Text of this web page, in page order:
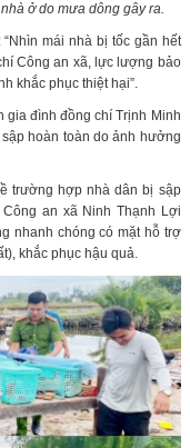
ở do mưa dông gây ra.
mái nhà bị tốc gần hết
Công an xã, lực lượng bảo
khắc phục thiệt hại”.
gia đình đồng chí Trịnh Minh
hoàn toàn do ảnh hưởng
trường hợp nhà dân bị sập
an xã Ninh Thạnh Lợi
nhanh chóng có mặt hỗ trợ
khắc phục hậu quả.